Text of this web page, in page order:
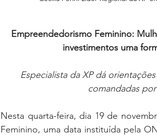
Empreendedorismo Feminino:
investimentos uma
Especialista da XP dá
comandadas
Nesta quarta-feira, dia 19 de
Feminino, uma data instituída pela